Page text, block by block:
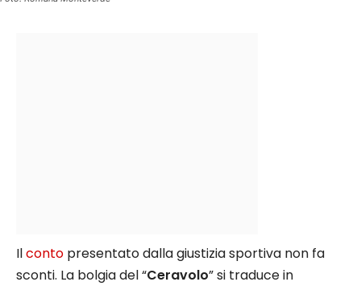
Ilconto presentato dalla giustizia sportiva non fa
sconti. La bolgia del “Ceravolo” si traduce in